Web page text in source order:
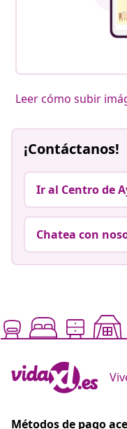
Leer cómo subir
¡Contáctanos!
Ir al Centro de
Chatea con
Métodos de pago